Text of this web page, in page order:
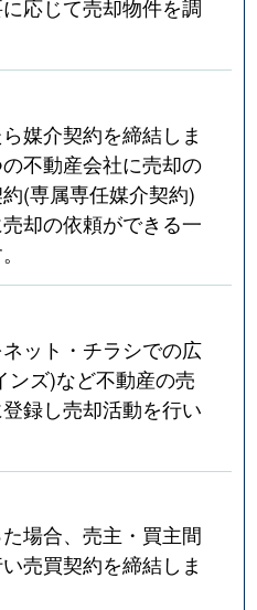
応じて売却物件を調
媒介契約を締結しま
不動産会社に売却の
(専属専任媒介契約)
却の依頼ができる一
ット・チラシでの広
ンズ)など不動産の売
録し売却活動を行い
場合、売主・買主間
売買契約を締結しま